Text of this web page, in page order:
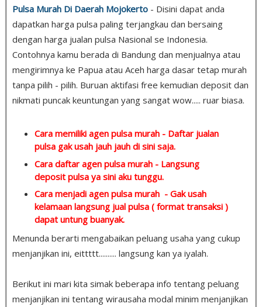
Pulsa Murah Di Daerah Mojokerto - Disini dapat anda
dapatkan harga pulsa paling terjangkau dan bersaing
dengan harga jualan pulsa Nasional se Indonesia.
Contohnya kamu berada di Bandung dan menjualnya atau
mengirimnya ke Papua atau Aceh harga dasar tetap murah
tanpa pilih - pilih. Buruan aktifasi free kemudian deposit dan
nikmati puncak keuntungan yang sangat wow..... ruar biasa.
Cara memiliki agen pulsa murah - Daftar jualan
pulsagak usah jauh jauh di sini saja.
Cara daftar agen pulsa murah - Langsung
deposit pulsaya sini aku tunggu.
Cara menjadi agen pulsa murah - Gak usah
kelamaan langsung jual pulsa ( format transaksi )
dapat untung buanyak.
Menunda berarti mengabaikan peluang usaha yang cukup
menjanjikan ini, eittttt.......... langsung kan ya iyalah.
Berikut ini mari kita simak beberapa info tentang peluang
menjanjikan ini tentang wirausaha modal minim menjanjikan